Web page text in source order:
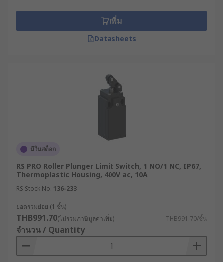
เพิ่ม
Datasheets
มีในสต็อก
RS PRO Roller Plunger Limit Switch, 1 NO/1 NC, IP67,
Thermoplastic Housing, 400V ac, 10A
RS Stock No. 136-233
ยอดรวมย่อย (1 ชิ้น)
THB991.70(ไม่รวมภาษีมูลค่าเพิ่ม) THB991.70/ชิ้น
จำนวน / Quantity